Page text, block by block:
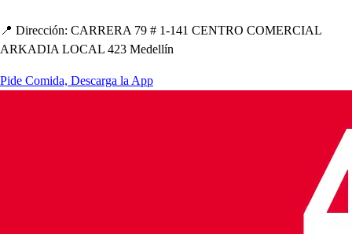
📍 Dirección: CARRERA 79 # 1-141 CENTRO COMERCIAL
ARKADIA LOCAL 423 Medellín
Pide Comida, Descarga la App